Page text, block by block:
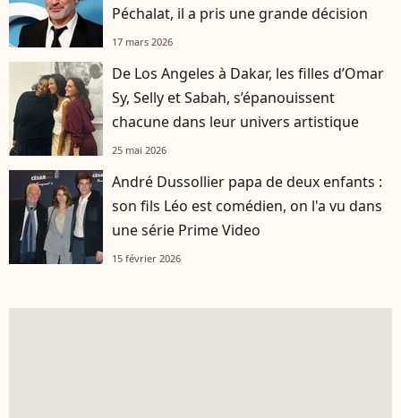
Péchalat, il a pris une grande décision
17 mars 2026
De Los Angeles à Dakar, les filles d’Omar
Sy, Selly et Sabah, s’épanouissent
chacune dans leur univers artistique
25 mai 2026
André Dussollier papa de deux enfants :
son fils Léo est comédien, on l'a vu dans
une série Prime Video
15 février 2026